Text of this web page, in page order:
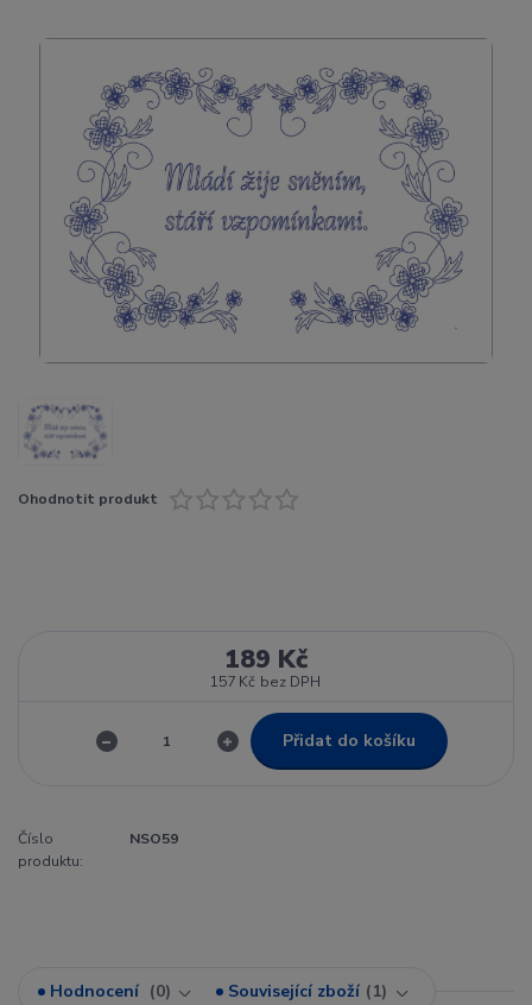
Ohodnotit produkt
189 Kč
157 Kč bez DPH
Přidat do košíku
Číslo
produktu:
NSO59
Hodnocení 0 Související zboží 1